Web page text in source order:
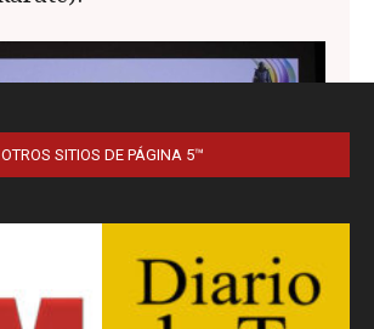
OTROS SITIOS DE PÁGINA 5™